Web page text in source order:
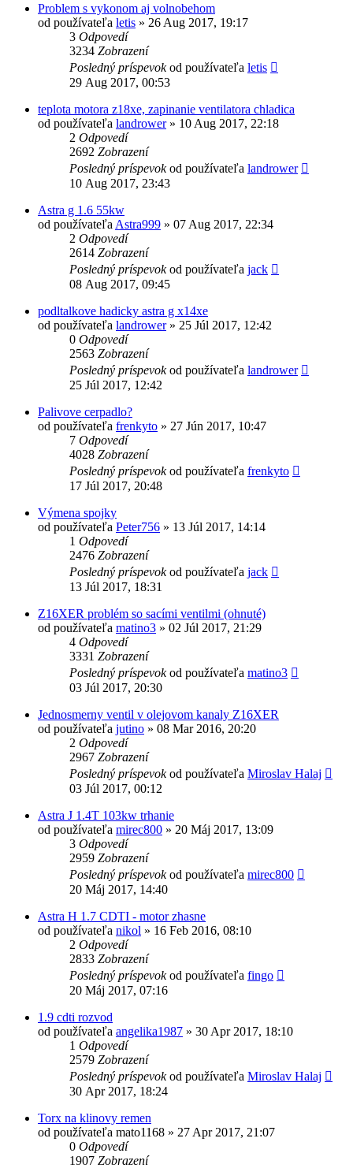
Problem s vykonom aj volnobehom
od používateľa letis » 26 Aug 2017, 19:17
3 Odpovedí
3234 Zobrazení
Posledný príspevokod používateľa letis
29 Aug 2017, 00:53
teplota motora z18xe, zapinanie ventilatora chladica
od používateľa landrower» 10 Aug 2017, 22:18
2 Odpovedí
2692 Zobrazení
Posledný príspevokod používateľa landrower
10 Aug 2017, 23:43
Astra g 1.6 55kw
od používateľa Astra999 » 07 Aug 2017, 22:34
2 Odpovedí
2614 Zobrazení
Posledný príspevokod používateľa jack
08 Aug 2017, 09:45
podltalkove hadicky astra g x14xe
od používateľa landrower» 25 Júl 2017, 12:42
0 Odpovedí
2563 Zobrazení
Posledný príspevokod používateľa landrower
25 Júl 2017, 12:42
Palivove cerpadlo?
od používateľa frenkyto » 27 Jún 2017, 10:47
7 Odpovedí
4028 Zobrazení
Posledný príspevokod používateľa frenkyto
17 Júl 2017, 20:48
Výmena spojky
od používateľa Peter756 » 13 Júl 2017, 14:14
1 Odpovedí
2476 Zobrazení
Posledný príspevokod používateľa jack
13 Júl 2017, 18:31
Z16XER problém so sacími ventilmi (ohnuté)
od používateľa matino3 » 02 Júl 2017, 21:29
4 Odpovedí
3331 Zobrazení
Posledný príspevokod používateľa matino3
03 Júl 2017, 20:30
Jednosmerny ventil v olejovom kanaly Z16XER
od používateľa jutino » 08 Mar 2016, 20:20
2 Odpovedí
2967 Zobrazení
Posledný príspevokod používateľa Miroslav Halaj
03 Júl 2017, 00:12
Astra J 1.4T 103kw trhanie
od používateľa mirec800 » 20 Máj 2017, 13:09
3 Odpovedí
2959 Zobrazení
Posledný príspevokod používateľa mirec800
20 Máj 2017, 14:40
Astra H 1.7 CDTI - motor zhasne
od používateľa nikol » 16 Feb 2016, 08:10
2 Odpovedí
2833 Zobrazení
Posledný príspevokod používateľa fingo
20 Máj 2017, 07:16
1.9 cdti rozvod
od používateľa angelika1987 » 30 Apr 2017, 18:10
1 Odpovedí
2579 Zobrazení
Posledný príspevokod používateľa Miroslav Halaj
30 Apr 2017, 18:24
Torx na klinovy remen
od používateľa mato1168 » 27 Apr 2017, 21:07
0 Odpovedí
1907 Zobrazení